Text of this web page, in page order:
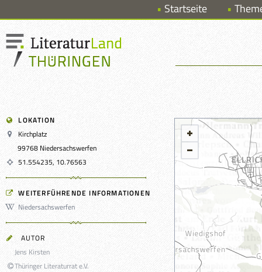
Startseite
LOKATION
Kirchplatz
99768 Niedersachswerfen
51.554235, 10.76563
WEITERFÜHRENDE INFORMATIONEN
Niedersachswerfen
AUTOR
Jens Kirsten
Thüringer Literaturrat e.V.